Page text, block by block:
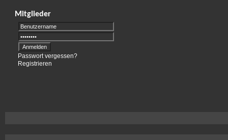
Mitglieder
Passwort vergessen?
Registrieren